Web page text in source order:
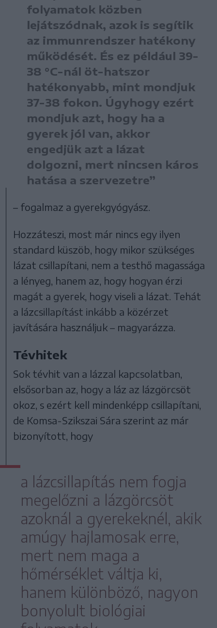
folyamatok közben
lejátszódnak, azok is segítik
az immunrendszer hatékony
működését. És ez például 39-
38 °C-nál öt-hatszor
hatékonyabb, mint mondjuk
37-38 fokon. Úgyhogy ezért
mondjuk azt, hogy ha a
gyerek jól van, akkor
engedjük azt a lázat
dolgozni, mert nincsen káros
hatása a szervezetre”
– fogalmaz a gyerekgyógyász.
Hozzáteszi, most már nincs egy ilyen
standard küszöb, hogy mikor szükséges
lázat csillapítani, nem a testhő magassága
a lényeg, hanem az, hogy hogyan érzi
magát a gyerek, hogy viseli a lázat. Tehát
a lázcsillapítást inkább a közérzet
javítására használjuk – magyarázza.
Tévhitek
Sok tévhit van a lázzal kapcsolatban,
elsősorban az, hogy a láz az lázgörcsöt
okoz, s ezért kell mindenképp csillapítani,
de Komsa-Szikszai Sára szerint az már
bizonyított, hogy
a lázcsillapítás nem fogja
megelőzni a lázgörcsöt
azoknál a gyerekeknél, akik
amúgy hajlamosak erre,
mert nem maga a
hőmérséklet váltja ki,
hanem különböző, nagyon
bonyolult biológiai